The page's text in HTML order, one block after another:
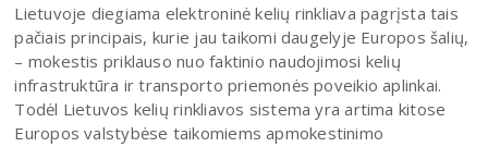
Lietuvoje diegiama elektroninė kelių rinkliava pagrįsta tais
pačiais principais, kurie jau taikomi daugelyje Europos šalių,
– mokestis priklauso nuo faktinio naudojimosi kelių
infrastruktūra ir transporto priemonės poveikio aplinkai.
Todėl Lietuvos kelių rinkliavos sistema yra artima kitose
Europos valstybėse taikomiems apmokestinimo